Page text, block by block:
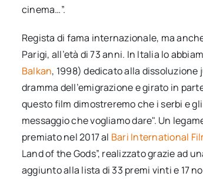
cinema…”.
Regista di fama internazionale, ma
Parigi, all’età di 73 anni. In Italia lo
Balkan, 1998) dedicato alla dissoluzione
dramma dell’emigrazione e girato in
questo film dimostreremo che i serbi e
messaggio che vogliamo dare". Un
premiato nel 2017 al Bari International
Land of the Gods”, realizzato grazie ad
aggiunto alla lista di 33 premi vinti e 17